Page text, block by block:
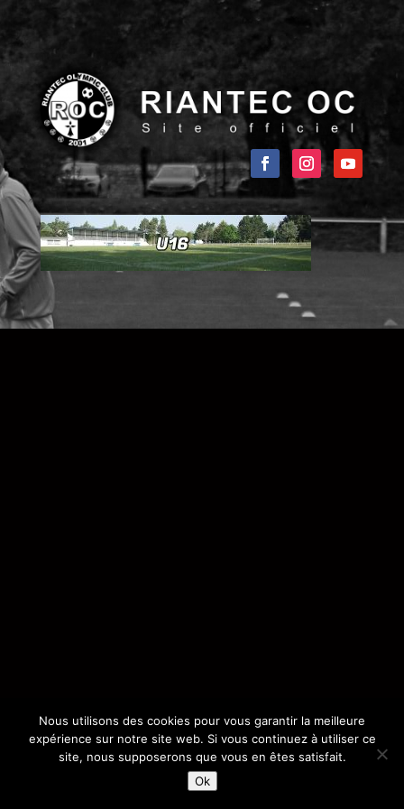
Nous utilisons des cookies pour vous garantir la meilleure
expérience sur notre site web. Si vous continuez à utiliser ce
site, nous supposerons que vous en êtes satisfait.
Ok